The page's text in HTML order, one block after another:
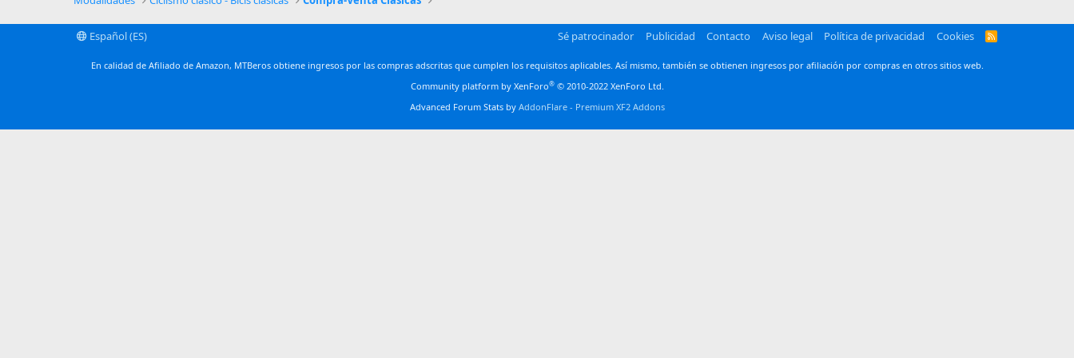
Español (ES) Sé patrocinador Publicidad Contacto Aviso legal Política de privacidad Cookies
R
En calidad de Afiliado de Amazon, MTBeros obtiene ingresos por las compras adscritas que cumplen los requisitos aplicables. Así mismo, también se obtienen ingresos por afiliación por compras en otros sitios web.
Community platform by XenForo® © 2010-2022 XenForo Ltd.
Advanced Forum Stats by AddonFlare - Premium XF2 Addons